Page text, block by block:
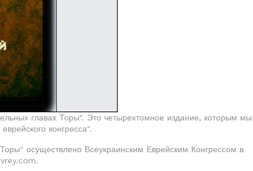
главах Торы". Это четырехтомное издание, которым мы
конгресса".
осуществлено Всеукраинским Еврейским Конгрессом в